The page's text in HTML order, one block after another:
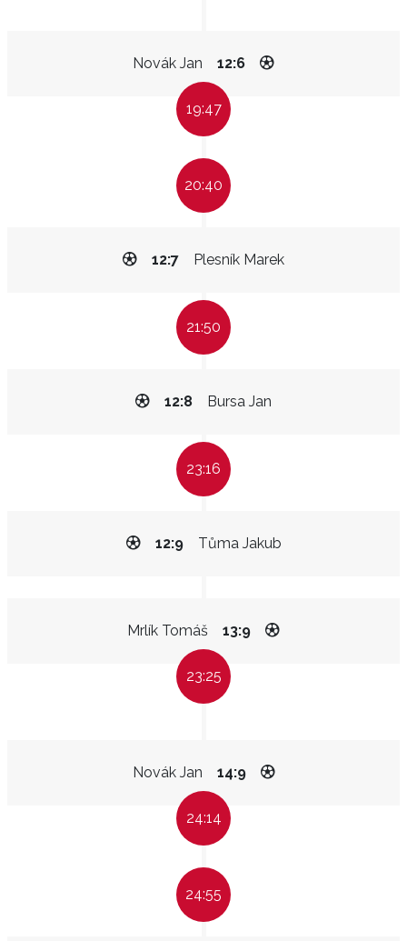
Novák Jan 12:6
19:47
20:40
Plesník Marek
12:7
21:50
Bursa Jan
12:8
23:16
Tůma Jakub
12:9
Mrlík Tomáš 13:9
23:25
Novák Jan 14:9
24:14
24:55